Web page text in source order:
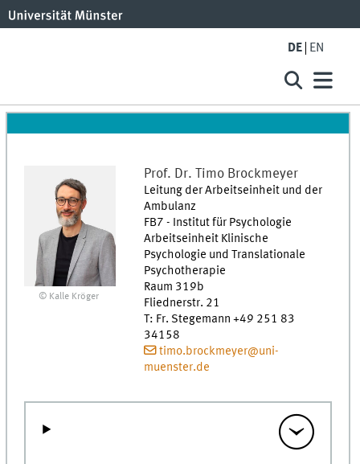
DE EN
© Kalle Kröger
Prof. Dr. Timo Brockmeyer
Leitung der Arbeitseinheit und der
Ambulanz
FB7 - Institut für Psychologie
Arbeitseinheit Klinische
Psychologie und Translationale
Psychotherapie
Raum 319b
Fliednerstr. 21
T: Fr. Stegemann +49 251 83
34158
timo.brockmeyer@uni-
muenster.de